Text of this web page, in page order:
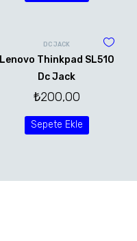
DC JACK
Lenovo Thinkpad SL510
Dc Jack
₺200,00
Sepete Ekle